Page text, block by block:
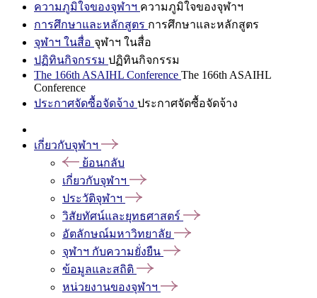
ความภูมิใจของจุฬาฯ ความภูมิใจของจุฬาฯ
การศึกษาและหลักสูตร การศึกษาและหลักสูตร
จุฬาฯ ในสื่อ จุฬาฯ ในสื่อ
ปฏิทินกิจกรรม ปฏิทินกิจกรรม
The 166th ASAIHL Conference The 166th ASAIHL
Conference
ประกาศจัดซื้อจัดจ้าง ประกาศจัดซื้อจัดจ้าง
เกี่ยวกับจุฬาฯ
ย้อนกลับ
เกี่ยวกับจุฬาฯ
ประวัติจุฬาฯ
วิสัยทัศน์และยุทธศาสตร์
อัตลักษณ์มหาวิทยาลัย
จุฬาฯ กับความยั่งยืน
ข้อมูลและสถิติ
หน่วยงานของจุฬาฯ